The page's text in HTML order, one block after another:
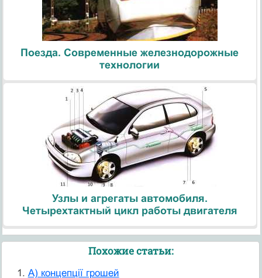
Поезда. Современные железнодорожные
технологии
Узлы и агрегаты автомобиля.
Четырехтактный цикл работы двигателя
Похожие статьи:
A) концепції грошей